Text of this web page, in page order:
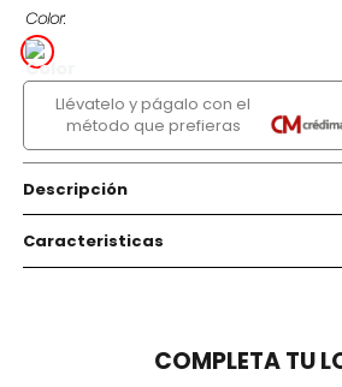
Color
Llévatelo y págalo con el
método que prefieras
Descripción
Caracteristicas
COMPLETA TU